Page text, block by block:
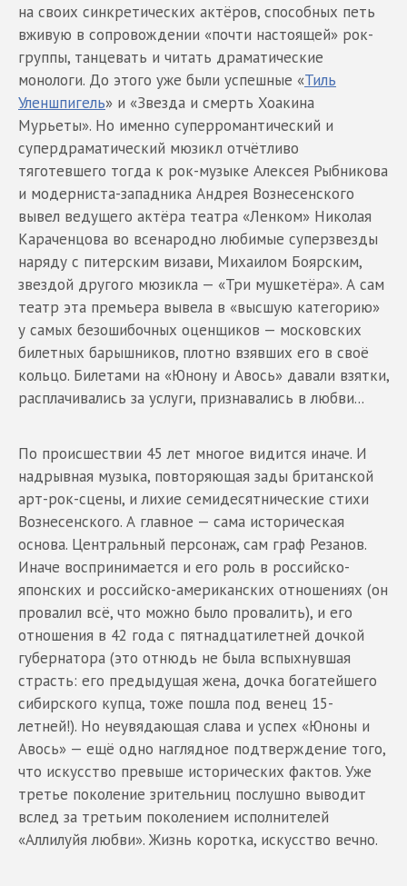
на своих синкретических актёров, способных петь
вживую в сопровождении «почти настоящей» рок-
группы, танцевать и читать драматические
монологи. До этого уже были успешные «Тиль
Уленшпигель» и «Звезда и смерть Хоакина
Мурьеты». Но именно суперромантический и
супердраматический мюзикл отчётливо
тяготевшего тогда к рок-музыке Алексея Рыбникова
и модерниста-западника Андрея Вознесенского
вывел ведущего актёра театра «Ленком» Николая
Караченцова во всенародно любимые суперзвезды
наряду с питерским визави, Михаилом Боярским,
звездой другого мюзикла — «Три мушкетёра». А сам
театр эта премьера вывела в «высшую категорию»
у самых безошибочных оценщиков — московских
билетных барышников, плотно взявших его в своё
кольцо. Билетами на «Юнону и Авось» давали взятки,
расплачивались за услуги, признавались в любви...
По происшествии 45 лет многое видится иначе. И
надрывная музыка, повторяющая зады британской
арт-рок-сцены, и лихие семидесятнические стихи
Вознесенского. А главное — сама историческая
основа. Центральный персонаж, сам граф Резанов.
Иначе воспринимается и его роль в российско-
японских и российско-американских отношениях (он
провалил всё, что можно было провалить), и его
отношения в 42 года с пятнадцатилетней дочкой
губернатора (это отнюдь не была вспыхнувшая
страсть: его предыдущая жена, дочка богатейшего
сибирского купца, тоже пошла под венец 15-
летней!). Но неувядающая слава и успех «Юноны и
Авось» — ещё одно наглядное подтверждение того,
что искусство превыше исторических фактов. Уже
третье поколение зрительниц послушно выводит
вслед за третьим поколением исполнителей
«Аллилуйя любви». Жизнь коротка, искусство вечно.